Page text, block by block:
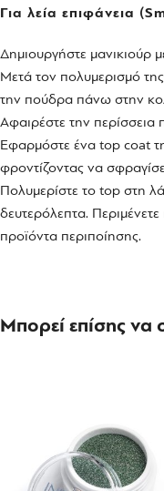
Για λεία επιφάνεια
Δημιουργήστε μανικιούρ
Μετά τον πολυμερισμό
την πούδρα πάνω στην
Αφαιρέστε την
Εφαρμόστε ένα top coat
φροντίζοντας να
Πολυμερίστε το top στη
δευτερόλεπτα.
προϊόντα περιποίησης.
Μπορεί επίσης να